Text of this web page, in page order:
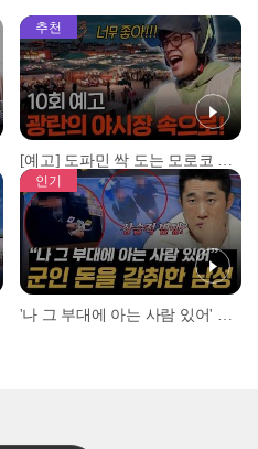
추천
[예고] 도파민 싹 도는 모로코 야시장 투어!
인기